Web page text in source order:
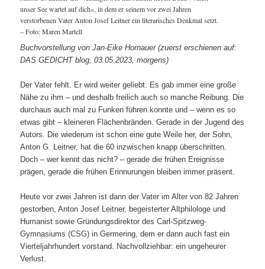
unser See wartet auf dich«, in dem er seinem vor zwei Jahren
verstorbenen Vater Anton Josef Leitner ein literarisches Denkmal setzt.
– Foto: Maren Martell
Buchvorstellung von Jan-Eike Hornauer (zuerst erschienen auf:
DAS GEDICHT blog, 03.05.2023, morgens)
Der Vater fehlt. Er wird weiter geliebt. Es gab immer eine große
Nähe zu ihm – und deshalb freilich auch so manche Reibung. Die
durchaus auch mal zu Funken führen konnte und – wenn es so
etwas gibt – kleineren Flächenbränden. Gerade in der Jugend des
Autors. Die wiederum ist schon eine gute Weile her, der Sohn,
Anton G. Leitner, hat die 60 inzwischen knapp überschritten.
Doch – wer kennt das nicht? – gerade die frühen Ereignisse
prägen, gerade die frühen Erinnurungen bleiben immer präsent.
Heute vor zwei Jahren ist dann der Vater im Alter von 82 Jahren
gestorben, Anton Josef Leitner, begeisterter Altphilologe und
Humanist sowie Gründungsdirektor des Carl-Spitzweg-
Gymnasiums (CSG) in Germering, dem er dann auch fast ein
Vierteljahrhundert vorstand. Nachvollziehbar: ein ungeheurer
Verlust.